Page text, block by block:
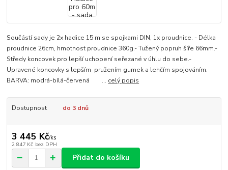
Součástí sady je 2x hadice 15 m se spojkami DIN, 1x proudnice. - Délka
proudnice 26cm, hmotnost proudnice 360g.- Tužený popruh šíře 66mm.-
Středy koncovek pro lepší uchopení seřezané v úhlu do sebe.-
Upravené koncovky s lepším pružením gumek a lehčím spojováním.
BARVA: modrá-bílá-červená ... celý popis
Dostupnost do 3 dnů
3 445 Kč/ks
2 847 Kč bez DPH
Přidat do košíku